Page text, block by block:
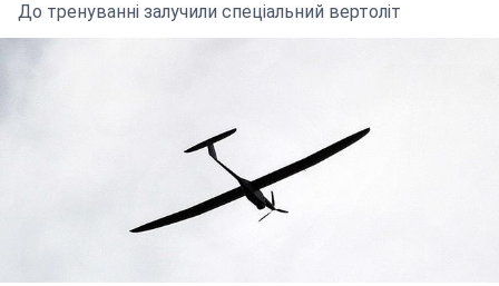
До тренуванні залучили спеціальний вертоліт